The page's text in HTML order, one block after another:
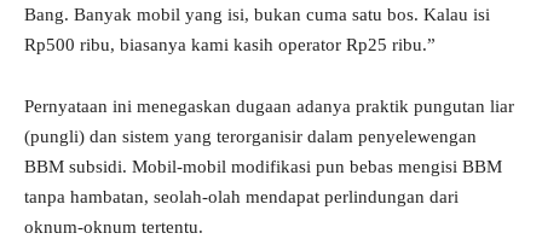
Bang. Banyak mobil yang isi, bukan cuma satu bos. Kalau isi
Rp500 ribu, biasanya kami kasih operator Rp25 ribu.”
Pernyataan ini menegaskan dugaan adanya praktik pungutan liar
(pungli) dan sistem yang terorganisir dalam penyelewengan
BBM subsidi. Mobil-mobil modifikasi pun bebas mengisi BBM
tanpa hambatan, seolah-olah mendapat perlindungan dari
oknum-oknum tertentu.